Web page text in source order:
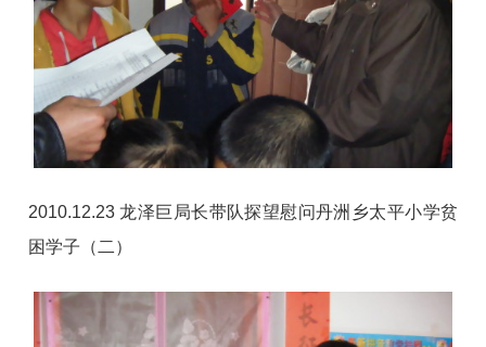
2010.12.23 龙泽巨局长带队探望慰问丹洲乡太平小学贫
困学子（二）